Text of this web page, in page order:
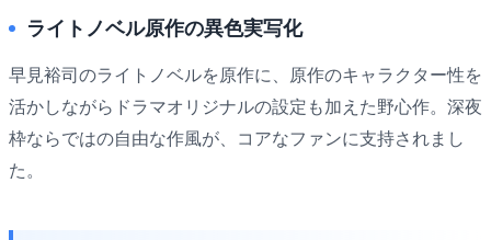
ライトノベル原作の異色実写化
早見裕司のライトノベルを原作に、原作のキャラクター性を
活かしながらドラマオリジナルの設定も加えた野心作。深夜
枠ならではの自由な作風が、コアなファンに支持されまし
た。